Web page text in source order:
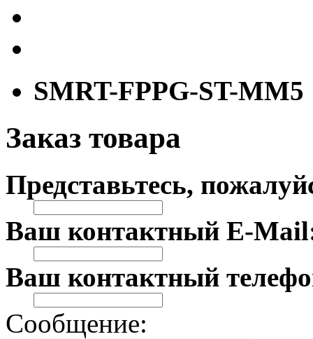
SMRT-FPPG-ST-MM5
Заказ товара
Представьтесь,
Ваш контактный E-
Ваш контактный
Сообщение: